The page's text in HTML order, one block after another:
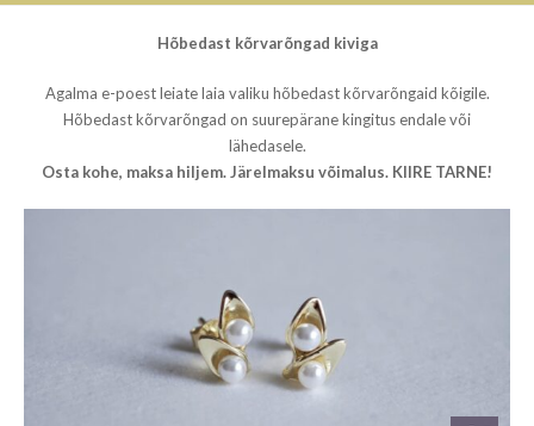
Hõbedast kõrvarõngad kiviga
Agalma e-poest leiate laia valiku hõbedast kõrvarõngaid kõigile.
Hõbedast kõrvarõngad on suurepärane kingitus endale või
lähedasele.
Osta kohe, maksa hiljem. Järelmaksu võimalus. KIIRE TARNE!